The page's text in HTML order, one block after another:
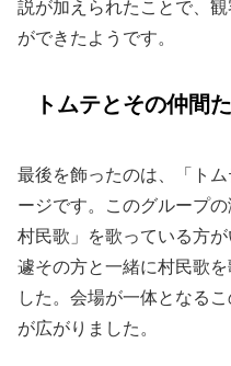
説が加えられたことで、
ができたようです。
トムテとその仲間
最後を飾ったのは、「ト
ージです。このグループ
村民歌」を歌っている方
遽その方と一緒に村民歌
した。会場が一体となる
が広がりました。